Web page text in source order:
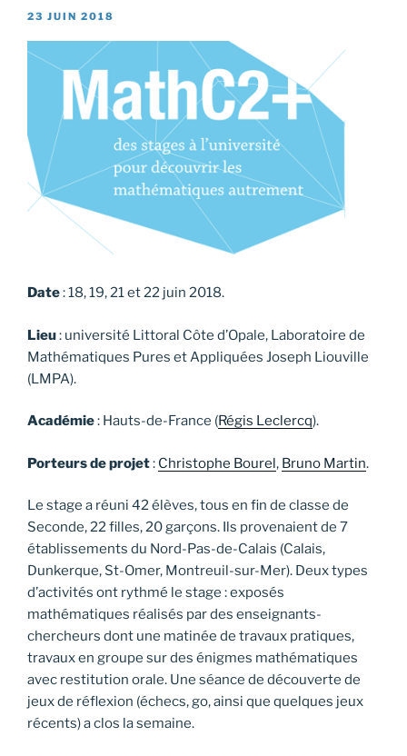
PUBLIÉ
23 JUIN 2018
Date: 18, 19, 21 et 22 juin 2018.
Lieu: université Littoral Côte d’Opale, Laboratoire de
Mathématiques Pures et Appliquées Joseph Liouville
(LMPA).
Académie: Hauts-de-France (Régis Leclercq).
Porteurs de projet: Christophe Bourel, Bruno Martin.
Le stage a réuni 42 élèves, tous en fin de classe de
Seconde, 22 filles, 20 garçons. Ils provenaient de 7
établissements du Nord-Pas-de-Calais (Calais,
Dunkerque, St-Omer, Montreuil-sur-Mer). Deux types
d’activités ont rythmé le stage : exposés
mathématiques réalisés par des enseignants-
chercheurs dont une matinée de travaux pratiques,
travaux en groupe sur des énigmes mathématiques
avec restitution orale. Une séance de découverte de
jeux de réflexion (échecs, go, ainsi que quelques jeux
récents) a clos la semaine.